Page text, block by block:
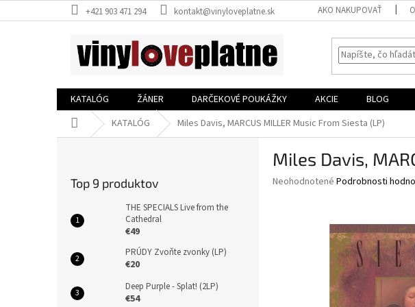
na
+421 903 471 294 kontakt@vinyloveplatne.sk AKO NAKUPOVAŤ
KATALÓG ŽÁNER DARČEKOVÉ POUKÁŽKY AKCIE BLOG
DomovKATALÓG Miles Davis, MARCUS MILLER Music From Siesta (LP)
Top 9 produktov
THE SPECIALS Live from the
Cathedral
€49
PRÚDY Zvoňte zvonky (LP)
€20
Deep Purple - Splat! (2LP)
€54
Miles Davis,
Priemerné
Neohodnotené Podrobnosti